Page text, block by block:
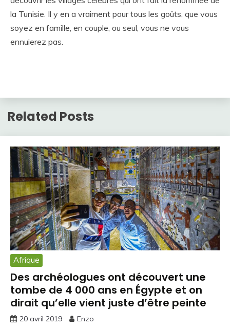
la Tunisie. Il y en a vraiment pour tous les goûts, que vous
soyez en famille, en couple, ou seul, vous ne vous
ennuierez pas.
Related Posts
Afrique
Des archéologues ont découvert une
tombe de 4 000 ans en Égypte et on
dirait qu’elle vient juste d’être peinte
20 avril 2019 Enzo